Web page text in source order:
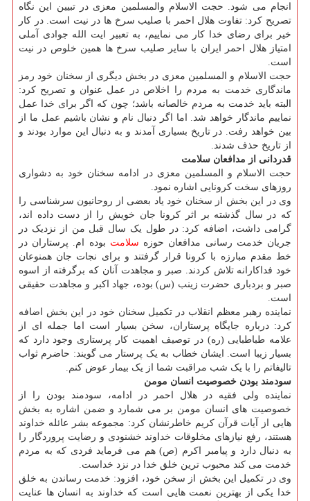
انجام می شود. حجت الاسلام والمسلمین معزی در تبیین این نگاه
تصریح کرد: تفاوت هلال احمر با صلیب سرخ ها در نیت است. در کار
خیر برای رضای خدا کار می نماییم، به تعبیر ایت الله جوادی آملی
امتیاز هلال احمر ایران با سایر صلیب سرخ ها همین خلوص در نیت
است.
حجت الاسلام و المسلمین معزی در بخش دیگری از سخنان خود رمز
ماندگاری خدمت به مردم را اخلاص در عمل عنوان و تصریح کرد:
البته باید خدمت به مردم خالصانه باشد؛ چون که اگر برای خدا عمل
نماییم ماندگار خواهد شد. اما اگر دنبال نام و نشان باشیم عمل ما از
بین خواهد رفت. در تاریخ بسیاری آمدند و به دنبال این موارد بودند و
از تاریخ حذف شدند.
قدردانی از مدافعان سلامت
حجت الاسلام و المسلمین معزی در ادامه سخنان خود به دشواری
روزهای سخت کرونایی اشاره نمود.
وی در این بخش از سخنان خود یاد بعضی از روحانیون سرشناسی را
که در سال گذشته بر اثر کرونا جان خویش را از دست داده اند،
گرامی داشت، اضافه کرد: در طول یک سال قبل من از نزدیک در
جریان خدمت رسانی مدافعان حوزه سلامت بوده ام. پرستاران در
خط مقدم مبارزه با کرونا قرار گرفتند و برای نجات جان همنوعان
خود فداکارانه تلاش کردند. صبر و مجاهدت آنان که برگرفته از اسوه
صبر و بردباری حضرت زینب (س) بوده، جهاد اکبر و مجاهدت حقیقی
است.
نماینده رهبر معظم انقلاب در تکمیل سخنان خود در این بخش اضافه
کرد: درباره جایگاه پرستاران، سخن بسیار است اما جمله ای از
علامه طباطبایی (ره) در توصیف اهمیت کار پرستاری وجود دارد که
بسیار زیبا است. ایشان خطاب به یک پرستار می گویند: حاضرم ثواب
تالیفاتم را با یک شب مراقبت شما از یک بیمار عوض کنم.
سودمند بودن خصوصیت انسان مومن
نماینده ولی فقیه در هلال احمر در ادامه، سودمند بودن را از
خصوصیت های انسان مومن بر می شمارد و ضمن اشاره به بخش
هایی از آیات قرآن کریم خاطرنشان کرد: مجموعه بشر عائله خداوند
هستند، رفع نیازهای مخلوقات خداوند خشنودی و رضایت پروردگار را
به دنبال دارد و پیامبر اکرم (ص) هم می فرماید فردی که به مردم
خدمت می کند محبوب ترین خلق خدا در نزد خداست.
وی در تکمیل این بخش از سخن خود، افزود: خدمت رساندن به خلق
خدا یکی از بهترین نعمت هایی است که خداوند به انسان ها عنایت